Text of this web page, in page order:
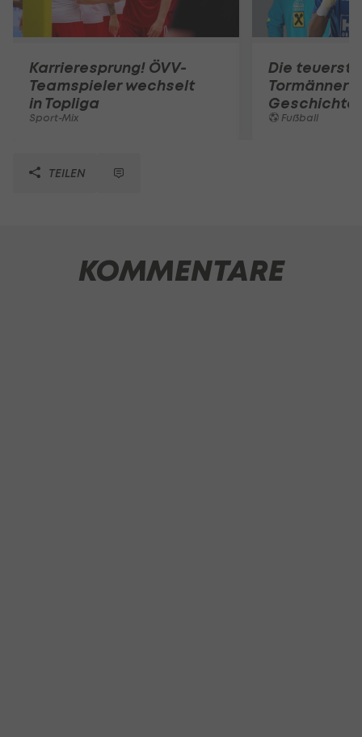
Karrieresprung! ÖVV-
Teamspieler wechselt
in Topliga
Sport-Mix
Die
Tormänner
Geschichte
Fußball
TEILEN
KOMMENTARE